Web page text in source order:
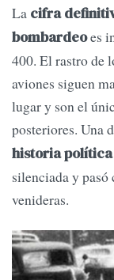
La cifra
bombardeoes
400. El rastro de
aviones siguen
lugar y son el
posteriores. Una
historia
silenciada y pasó
venideras.